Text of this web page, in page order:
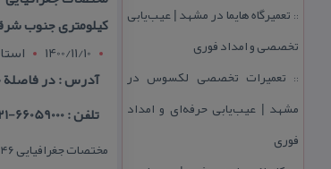
:: تعمیرگاه هایما در مشهد | عیب‌یابی
تخصصی و امداد فوری
:: تعمیرات تخصصی لكسوس در
مشهد | عیب‌یابی حرفه‌ای و امداد
فوری
كیلومتری جنوب
1400/11/10
آدرس : در فاصلة ۳۰ كیلومتری شمال غربی شهر بدره و ۱۲۰ كیلومتری جنوب شرقی شهر ایلام
تلفن : 66059000-021